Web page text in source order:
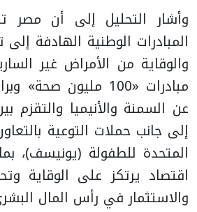
وأشار التحليل إلى أن
المبادرات الوطنية الهادفة إلى
والوقاية من الأمراض غير
مبادرات «100 مليون
عن السمنة والأنيميا والتقزم
إلى جانب حملات التوعية
المتحدة للطفولة (يونيسف)،
اقتصاد يرتكز على الوقاية
والاستثمار في رأس المال